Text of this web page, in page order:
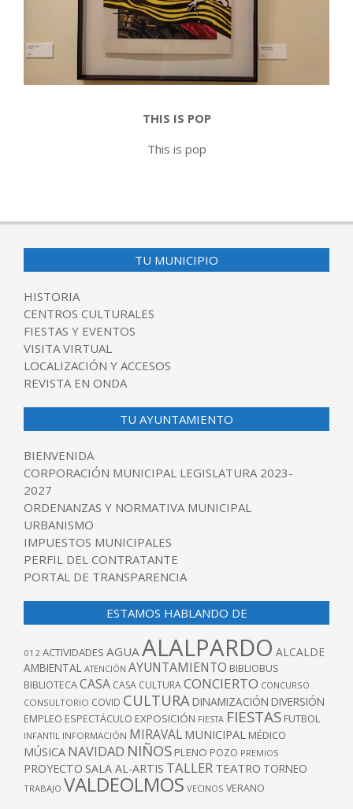
THIS IS POP
This is pop
05-
TU MUNICIPIO
HISTORIA
CENTROS CULTURALES
FIESTAS Y EVENTOS
VISITA VIRTUAL
LOCALIZACIÓN Y ACCESOS
REVISTA EN ONDA
TU AYUNTAMIENTO
BIENVENIDA
CORPORACIÓN MUNICIPAL LEGISLATURA 2023-
2027
ORDENANZAS Y NORMATIVA MUNICIPAL
URBANISMO
IMPUESTOS MUNICIPALES
PERFIL DEL CONTRATANTE
PORTAL DE TRANSPARENCIA
ESTAMOS HABLANDO DE
012 ACTIVIDADES AGUAALALPARDO ALCALDE
AMBIENTAL ATENCIÓN AYUNTAMIENTO BIBLIOBUS
BIBLIOTECACASA CASA CULTURACONCIERTO CONCURSO
CONSULTORIO COVID CULTURA DINAMIZACIÓN DIVERSIÓN
EMPLEO ESPECTÁCULO EXPOSICIÓN FIESTA FIESTAS FUTBOL
INFANTIL INFORMACIÓN MIRAVAL MUNICIPAL MÉDICO
MÚSICA NAVIDAD NIÑOS PLENO POZO PREMIOS
PROYECTO SALA AL-ARTIS TALLER TEATRO TORNEO
TRABAJO VALDEOLMOS VECINOS VERANO